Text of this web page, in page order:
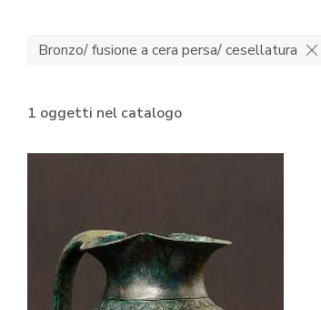
Bronzo/ fusione a cera persa/ cesellatura
1 oggetti nel catalogo